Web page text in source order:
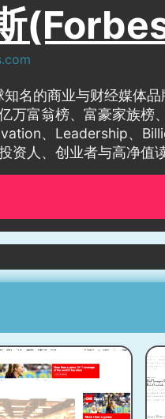
名的商业与财经媒体
万富翁榜、富豪家族
、Leadership、
资人、创业者与高净值